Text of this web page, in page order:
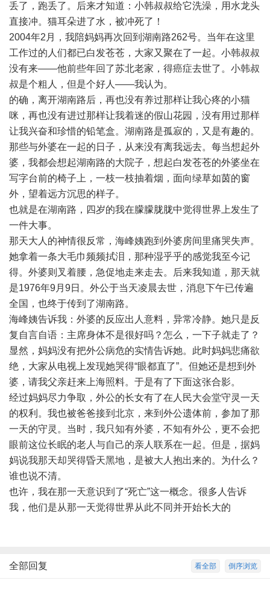
丢了，跑丢了。后来才知道：小韩叔叔给它洗澡，用水龙头
直接冲。猫耳朵进了水，被冲死了！
2004年2月，我陪妈妈再次回到湖南路262号。当年在这里
工作过的人们都已白发苍苍，大家又聚在了一起。小韩叔叔
没有来——他前些年回了苏北老家，得癌症去世了。小韩叔
叔是个粗人，但是个好人——我认为。
的确，离开湖南路后，再也没有养过那样让我心疼的小猫
咪，再也没有进过那样让我着迷的假山花园，没有用过那样
让我兴奋和珍惜的铅笔盒。湖南路是孤寂的，又是有趣的。
那些与外婆在一起的日子，从来没有离我远去。每当想起外
婆，我都会想起湖南路的大院子，想起白发苍苍的外婆坐在
写字台前的椅子上，一枝一枝抽着烟，面向绿草如茵的窗
外，望着远方沉思的样子。
也就是在湖南路，四岁的我在朦朦胧胧中觉得世界上发生了
一件大事。
那天大人的神情很反常，海峰姨跑到外婆房间里痛哭失声。
她拿着一条大毛巾频频拭泪，那种湿乎乎的感觉我至今记
得。外婆则叉着腰，急促地走来走去。后来我知道，那天就
是1976年9月9日。外公于当天凌晨去世，消息下午已传遍
全国，也终于传到了湖南路。
海峰姨告诉我：外婆的反应出人意料，异常冷静。她只是反
复自言自语：主席身体不是很好吗？怎么，一下子就走了？
显然，妈妈没有把外公病危的实情告诉她。此时妈妈悲痛欲
绝，大家从电视上发现她哭得“眼都直了”。但她还是想到外
婆，请我父亲赶来上海照料。于是有了下面这张合影。
经过妈妈尽力争取，外公的长女有了在人民大会堂守灵一天
的权利。我也被爸爸接到北京，来到外公遗体前，参加了那
一天的守灵。当时，我只知有外婆，不知有外公，更不会把
眼前这位长眠的老人与自己的亲人联系在一起。但是，据妈
妈说我那天却哭得昏天黑地，是被大人抱出来的。为什么？
谁也说不清。
也许，我在那一天意识到了“死亡”这一概念。很多人告诉
我，他们是从那一天觉得世界从此不同并开始长大的
倒序浏览
看全部
全部回复